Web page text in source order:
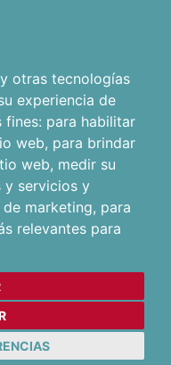
otras tecnologías
experiencia de
fines: para habilitar
web, para brindar
web, medir su
y servicios y
marketing, para
relevantes para